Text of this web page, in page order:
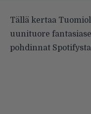
Tällä kertaa
uunituore
pohdinnat